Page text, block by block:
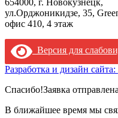
ул.Орджоникидзе, 35,
офис 410, 4 этаж
Версия для
Разработка и дизайн сайта:
Спасибо!Заявка
В ближайшее время мы